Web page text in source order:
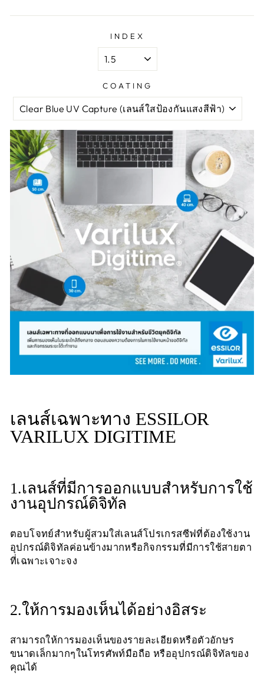
INDEX
COATING
เลนส์เฉพาะทาง ESSILOR
VARILUX DIGITIME
1.เลนส์ที่มีการออกแบบสำหรับการใช้
งานอุปกรณ์ดิจิทัล
ตอบโจทย์สำหรับผู้สวมใส่เลนส์โปรเกรสซีฟที่ต้องใช้งาน
อุปกรณ์ดิจิทัลค่อนข้างมากหรือกิจกรรมที่มีการใช้สายตา
ที่เฉพาะเจาะจง
2.ให้การมองเห็นได้อย่างอิสระ
สามารถให้การมองเห็นของรายละเอียดหรือตัวอักษร
ขนาดเล็กมากๆในโทรศัพท์มือถือ หรืออุปกรณ์ดิจิทัลของ
คุณได้